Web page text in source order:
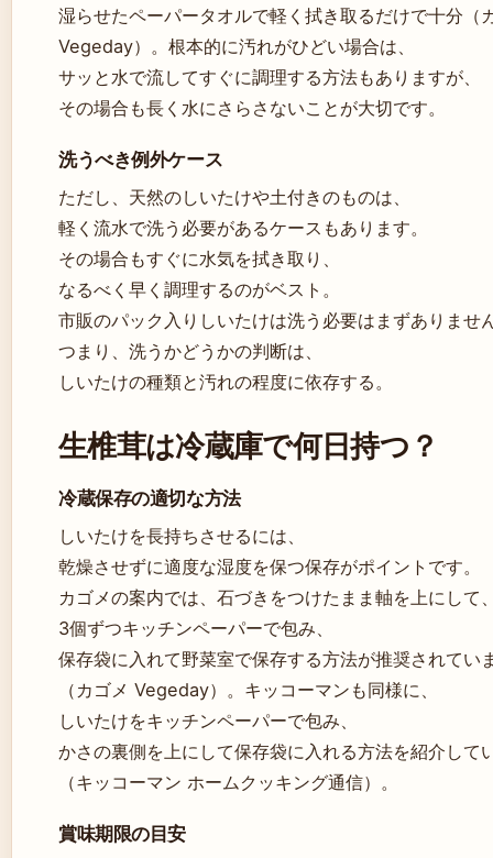
湿らせたペーパータオルで軽く拭き取るだけで十分（
Vegeday）。根本的に汚れがひどい場合は、
サッと水で流してすぐに調理する方法もありますが、
その場合も長く水にさらさないことが大切です。
洗うべき例外ケース
ただし、天然のしいたけや土付きのものは、
軽く流水で洗う必要があるケースもあります。
その場合もすぐに水気を拭き取り、
なるべく早く調理するのがベスト。
市販のパック入りしいたけは洗う必要はまずありませ
つまり、洗うかどうかの判断は、
しいたけの種類と汚れの程度に依存する。
生椎茸は冷蔵庫で何日持つ？
冷蔵保存の適切な方法
しいたけを長持ちさせるには、
乾燥させずに適度な湿度を保つ保存がポイントです。
カゴメの案内では、石づきをつけたまま軸を上にして
3個ずつキッチンペーパーで包み、
保存袋に入れて野菜室で保存する方法が推奨されてい
（カゴメ Vegeday）。キッコーマンも同様に、
しいたけをキッチンペーパーで包み、
かさの裏側を上にして保存袋に入れる方法を紹介して
（キッコーマン ホームクッキング通信）。
賞味期限の目安